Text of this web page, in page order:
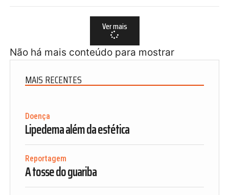
Ver mais
Não há mais conteúdo para mostrar
MAIS RECENTES
Doença
Lipedema além da estética
Reportagem
A tosse do guariba